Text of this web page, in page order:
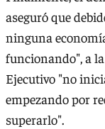
aseguró que
ninguna
funcionando", a
Ejecutivo "no
empezando por
superarlo".